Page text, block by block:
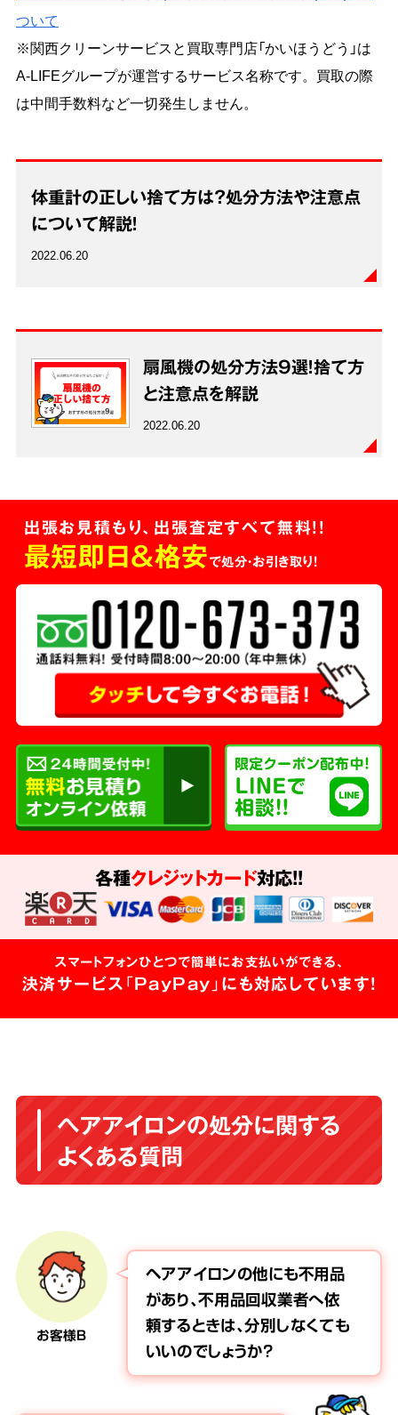
ついて
※関西クリーンサービスと買取専門店「かいほうどう」は
A-LIFEグループが運営するサービス名称です。買取の際
は中間手数料など一切発生しません。
体重計の正しい捨て方は？処分方法や注意点
について解説！
2022.06.20
扇風機の処分方法9選！捨て方
と注意点を解説
2022.06.20
出張お見積もり、出張査定すべて無料!!
最短即日＆格安で処分・お引き取り！
各種クレジットカード対応!!
スマートフォンひとつで簡単にお支払いができる、
決済サービス「PayPay」にも対応しています!
ヘアアイロンの処分に関する
よくある質問
お客様B
ヘアアイロンの他にも不用品
があり、不用品回収業者へ依
頼するときは、分別しなくても
いいのでしょうか？